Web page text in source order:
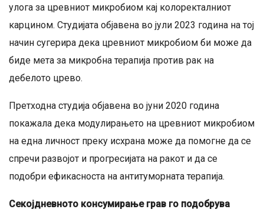
улога за цревниот микробиом кај колоректалниот
карцином. Студијата објавена во јули 2023 година на тој
начин сугерира дека цревниот микробиом би може да
биде мета за микробна терапија против рак на
дебелото црево.
Претходна студија објавена во јуни 2020 година
покажала дека модулирањето на цревниот микробиом
на една личност преку исхрана може да помогне да се
спречи развојот и прогресијата на ракот и да се
подобри ефикасноста на антитуморната терапија.
Секојдневното консумирање грав го подобрува